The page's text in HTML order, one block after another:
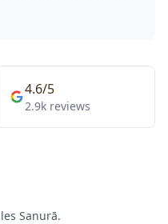
4.6/5
2.9k reviews
Sanurā.